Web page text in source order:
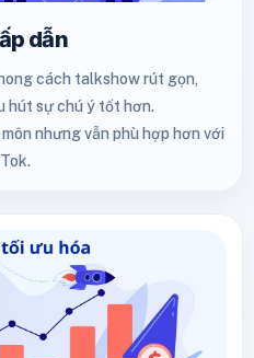
dẫn
cách talkshow rút gọn,
hút sự chú ý tốt hơn.
nhưng vẫn phù hợp hơn với